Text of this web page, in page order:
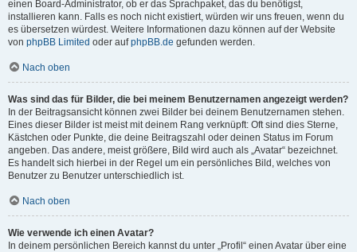
einen Board-Administrator, ob er das Sprachpaket, das du benötigst,
installieren kann. Falls es noch nicht existiert, würden wir uns freuen, wenn du
es übersetzen würdest. Weitere Informationen dazu können auf der Website
von phpBB Limited oder aufphpBB.de gefunden werden.
Nach oben
Was sind das für Bilder, die bei meinem Benutzernamen angezeigt werden?
In der Beitragsansicht können zwei Bilder bei deinem Benutzernamen stehen.
Eines dieser Bilder ist meist mit deinem Rang verknüpft: Oft sind dies Sterne,
Kästchen oder Punkte, die deine Beitragszahl oder deinen Status im Forum
angeben. Das andere, meist größere, Bild wird auch als „Avatar“ bezeichnet.
Es handelt sich hierbei in der Regel um ein persönliches Bild, welches von
Benutzer zu Benutzer unterschiedlich ist.
Nach oben
Wie verwende ich einen Avatar?
In deinem persönlichen Bereich kannst du unter „Profil“ einen Avatar über eine